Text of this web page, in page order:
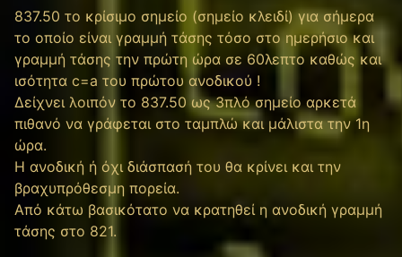
837.50 το κρίσιμο σημείο (σημείο κλειδί) για σήμερα
το οποίο είναι γραμμή τάσης τόσο στο ημερήσιο και
γραμμή τάσης την πρώτη ώρα σε 60λεπτο καθώς και
ισότητα c=a του πρώτου ανοδικού !
Δείχνει λοιπόν το 837.50 ως 3πλό σημείο αρκετά
πιθανό να γράφεται στο ταμπλώ και μάλιστα την 1η
ώρα.
Η ανοδική ή όχι διάσπασή του θα κρίνει και την
βραχυπρόθεσμη πορεία.
Από κάτω βασικότατο να κρατηθεί η ανοδική γραμμή
τάσης στο 821.